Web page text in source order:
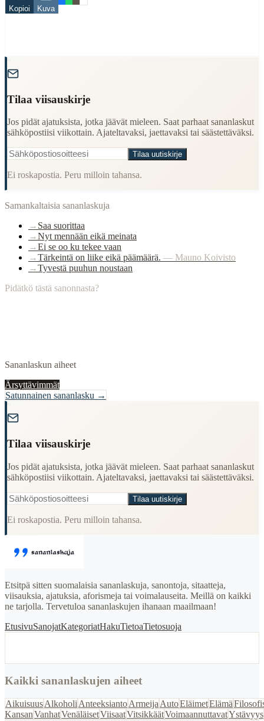
Understanding Finnish cultural wisdom
Cultural Context
Language:
Origin: Finland
Period:Traditional folk wisdom
Kopioi Kuva
Tilaa viisauskirje
Jos pidät ajatuksista, jotka jäävät mieleen. Saat parhaat sananlaskut
sähköpostiisi viikottain. Ajateltavaksi, jaettavaksi tai säästettäväksi.
Tilaa uutiskirje
Ei roskapostia. Peru milloin tahansa.
Samankaltaisia sananlaskuja
→ Saa suorittaa
→Nyt mennään eikä meinata
→Ei se oo ku tekee vaan
→Tärkeintä on liike eikä päämäärä. — Mauno Koivisto
→Tyvestä puuhun noustaan
Pidätkö tästä sanonnasta?
Sananlaskun aiheet
Ärsyttävimmät
Satunnainen sananlasku →
Tilaa viisauskirje
Jos pidät ajatuksista, jotka jäävät mieleen. Saat parhaat sananlaskut
sähköpostiisi viikottain. Ajateltavaksi, jaettavaksi tai säästettäväksi.
Tilaa uutiskirje
Ei roskapostia. Peru milloin tahansa.
Etsitpä sitten suomalaisia sananlaskuja, sanontoja, sitaatteja,
viisauksia, ajatuksia, aforismeja tai voimalauseita. Meillä on kaikki
ne tarjolla. Tervetuloa sananlaskujen ihanaan maailmaan!
EtusivuSanojatKategoriatHakuTietoaTietosuoja
Kaikki sananlaskujen aiheet
AikuisuusAlkoholi AnteeksiantoArmeija AutoEläimetElämä
KansanVanhatVenäläisetViisaatVitsikkäätVoimaannuttavatYstävyys